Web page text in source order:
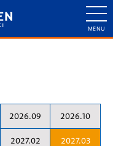
2026.09 2026.10
2027.02 2027.03